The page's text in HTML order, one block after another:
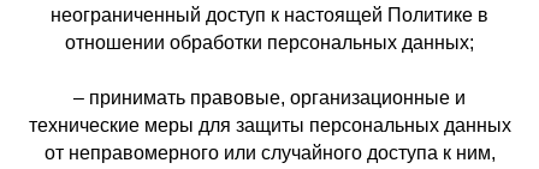
неограниченный доступ к настоящей Политике в
отношении обработки персональных данных;
– принимать правовые, организационные и
технические меры для защиты персональных данных
от неправомерного или случайного доступа к ним,